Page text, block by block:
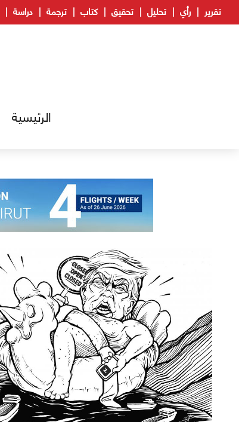
تقرير رأي تحليل تحقيق كتاب ترجمة دراسة
الرئيسية